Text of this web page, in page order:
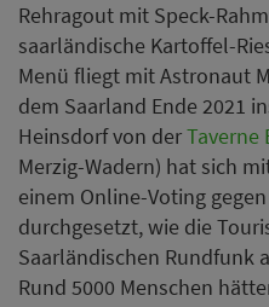
Rehragout mit Speck-
saarländische Kartoffel-
Menü fliegt mit Astronaut
dem Saarland Ende 2021
Heinsdorf von derTaverne
Merzig-Wadern) hat sich
einem Online-Voting
durchgesetzt, wie die
Saarländischen Rundfunk
Rund 5000 Menschen